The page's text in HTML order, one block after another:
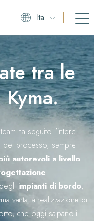
Ita
tra le
ha seguito l’intero
del processo, sempre
autorevoli a livello
impianti di bordo,
vanta la realizzazione di
che oggi salpano i